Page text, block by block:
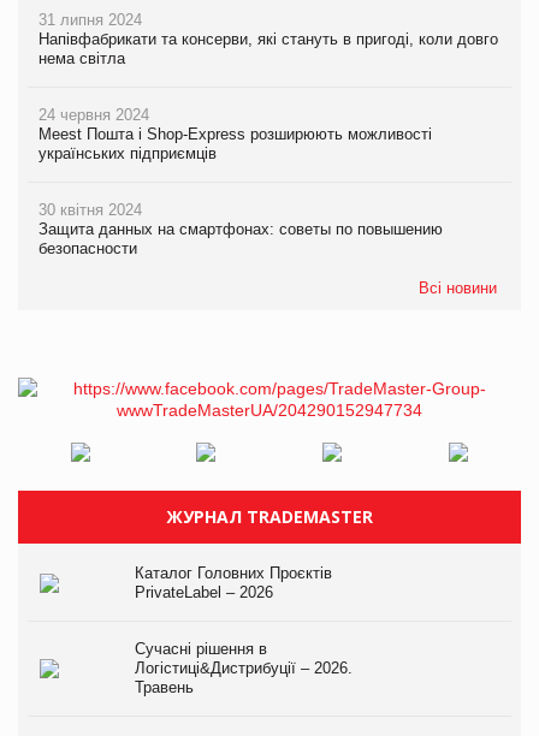
31 липня 2024
Напівфабрикати та консерви, які стануть в пригоді, коли довго
нема світла
24 червня 2024
Meest Пошта і Shop-Express розширюють можливості
українських підприємців
30 квітня 2024
Защита данных на смартфонах: советы по повышению
безопасности
Всі новини
ЖУРНАЛ TRADEMASTER
Каталог Головних Проєктів
PrivateLabel – 2026
Сучасні рішення в
Логістиці&Дистрибуції – 2026.
Травень